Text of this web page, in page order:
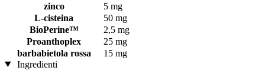
zinco
5 mg
L-cisteina
50 mg
BioPerine™
2,5 mg
Proanthoplex
25 mg
barbabietola rossa
15 mg
Ingredienti